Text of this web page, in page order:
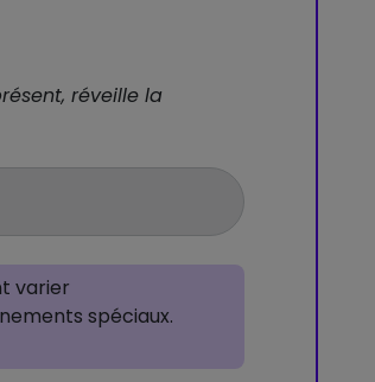
réveille la
varier
spéciaux.